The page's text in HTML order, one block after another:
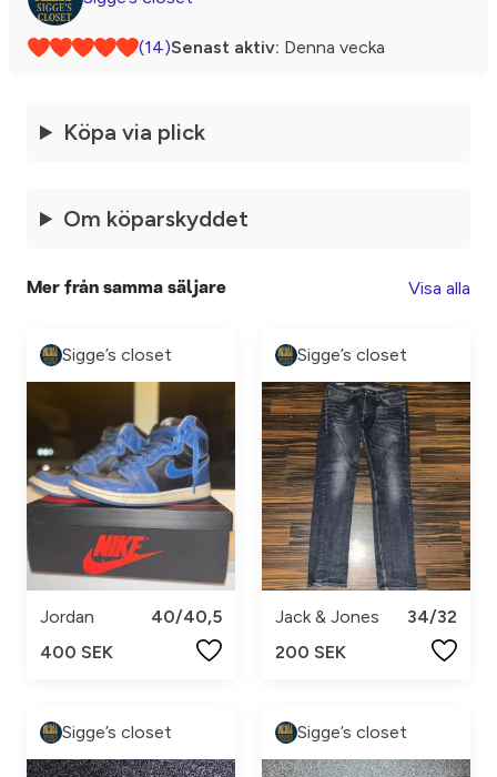
(14)Senast aktiv: Denna vecka
Köpa via plick
Om köparskyddet
Mer från samma säljare Visa alla
Sigge’s closet
Jordan
40/40,5
400 SEK
Sigge’s closet
Jack & Jones
34/32
200 SEK
Sigge’s closet Sigge’s closet